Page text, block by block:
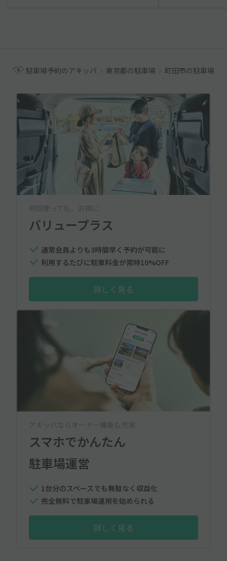
駐車場予約のアキッパ 東京都の駐車場 町田市の駐車場
何回使っても、お得に
バリュープラス
通常会員よりも3時間早く予約が可能に
利用するたびに駐車料金が常時10%OFF
詳しく見る
アキッパならオーナー機能も充実
スマホでかんたん
駐車場運営
1台分のスペースでも無駄なく収益化
完全無料で駐車場運用を始められる
詳しく見る